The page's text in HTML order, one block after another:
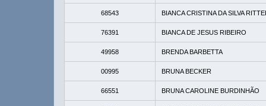
68543 BIANCA CRISTINA DA SILVA
76391 BIANCA DE JESUS RIBEIRO
49958 BRENDA BARBETTA
00995 BRUNA BECKER
66551 BRUNA CAROLINE BURDINHÃO